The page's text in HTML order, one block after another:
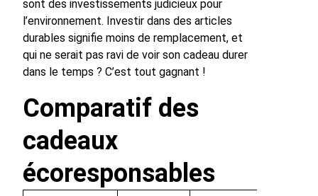
sont des investissements judicieux pour
l’environnement. Investir dans des articles
durables signifie moins de remplacement, et
qui ne serait pas ravi de voir son cadeau durer
dans le temps ? C’est tout gagnant !
Comparatif des
cadeaux
écoresponsables